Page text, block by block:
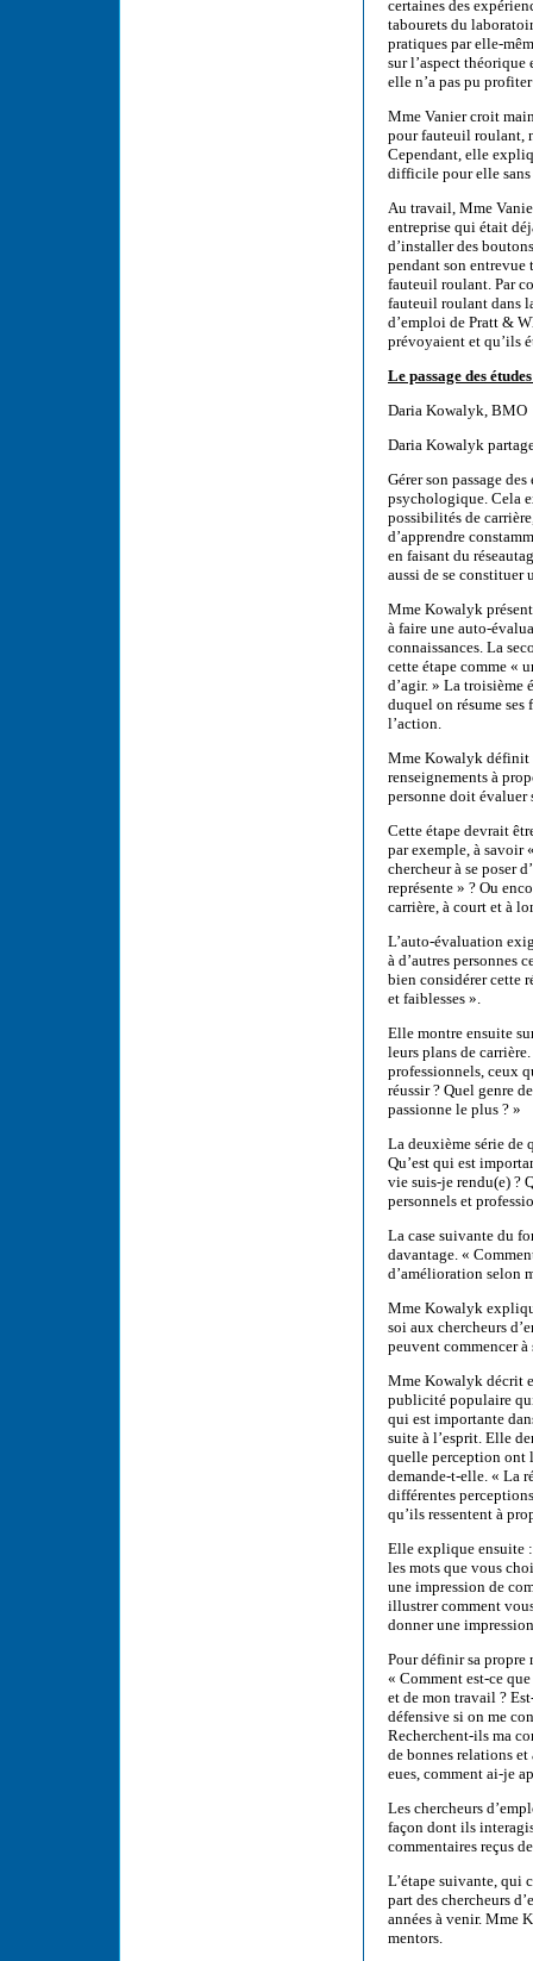
certaines des
tabourets du
pratiques par elle-
sur l’aspect théorique
elle n’a pas pu
Mme Vanier croit
pour fauteuil roulant,
Cependant, elle
difficile pour elle sans
Au travail, Mme
entreprise qui était
d’installer des
pendant son
fauteuil roulant. Par
fauteuil roulant dans
d’emploi de Pratt &
prévoyaient et qu’ils
Le passage des
Daria Kowalyk, BMO
Daria Kowalyk
Gérer son passage
psychologique. Cela
possibilités de
d’apprendre
en faisant du
aussi de se constituer
Mme Kowalyk
à faire une auto-
connaissances. La
cette étape comme «
d’agir. » La troisième
duquel on résume ses
l’action.
Mme Kowalyk définit
renseignements à
personne doit évaluer
Cette étape devrait
par exemple, à savoir
chercheur à se poser
représente » ? Ou
carrière, à court et à
L’auto-évaluation
à d’autres personnes
bien considérer cette
et faiblesses ».
Elle montre ensuite
leurs plans de
professionnels, ceux
réussir ? Quel genre
passionne le plus ? »
La deuxième série de
Qu’est qui est
vie suis-je rendu(e) ?
personnels et
La case suivante du
davantage. «
d’amélioration selon
Mme Kowalyk
soi aux chercheurs
peuvent commencer
Mme Kowalyk décrit
publicité populaire qui
qui est importante
suite à l’esprit. Elle
quelle perception ont
demande-t-elle. « La
différentes
qu’ils ressentent à
Elle explique ensuite
les mots que vous
une impression de
illustrer comment
donner une
Pour définir sa propre
« Comment est-ce
et de mon travail ?
défensive si on me
Recherchent-ils ma
de bonnes relations et
eues, comment ai-je
Les chercheurs
façon dont ils
commentaires reçus
L’étape suivante, qui
part des chercheurs
années à venir. Mme
mentors.